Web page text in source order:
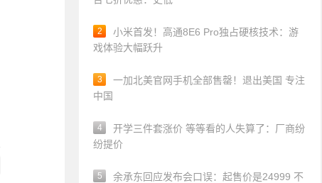
2
小米首发！高通8E6 Pro独占硬核技术：游
戏体验大幅跃升
3
一加北美官网手机全部售罄！退出美国 专注
中国
4
开学三件套涨价 等等看的人失算了：厂商纷
纷提价
5
余承东回应发布会口误：起售价是24999 不